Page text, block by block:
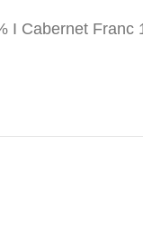
I Cabernet Franc